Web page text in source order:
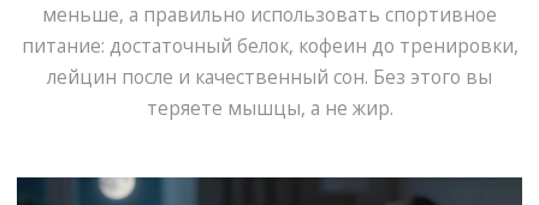
меньше, а правильно использовать спортивное
питание: достаточный белок, кофеин до тренировки,
лейцин после и качественный сон. Без этого вы
теряете мышцы, а не жир.